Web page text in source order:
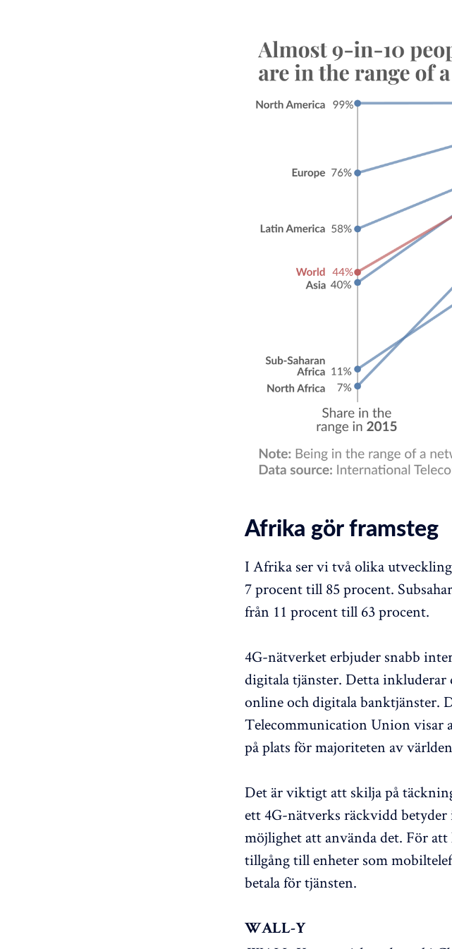
Afrika gör framsteg
I Afrika ser vi två olika
7 procent till 85 procent.
från 11 procent till 63 procent.
4G-nätverket erbjuder snabb
digitala tjänster. Detta
online och digitala banktjänster.
Telecommunication Union visar
på plats för majoriteten av
Det är viktigt att skilja på
ett 4G-nätverks räckvidd
möjlighet att använda det. För
tillgång till enheter som
betala för tjänsten.
WALL-Y